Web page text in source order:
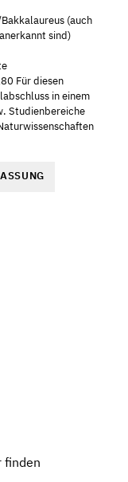
(auch
sind)
Für diesen
in einem
Studienbereiche
finden